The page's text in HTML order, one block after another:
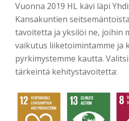
Vuonna 2019 HL kävi läpi
Kansakuntien
tavoitetta ja yksilöi ne, joihin
vaikutus liiketoimintamme ja
pyrkimystemme kautta.
tärkeintä kehitystavoitetta: